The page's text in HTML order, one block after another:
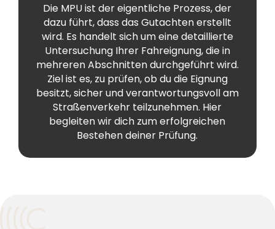
Die MPU ist der eigentliche Prozess, der
dazu führt, dass das Gutachten erstellt
wird. Es handelt sich um eine detaillierte
Untersuchung Ihrer Fahreignung, die in
mehreren Abschnitten durchgeführt wird.
Ziel ist es, zu prüfen, ob du die Eignung
besitzt, sicher und verantwortungsvoll am
Straßenverkehr teilzunehmen. Hier
begleiten wir dich zum erfolgreichen
Bestehen deiner Prüfung.